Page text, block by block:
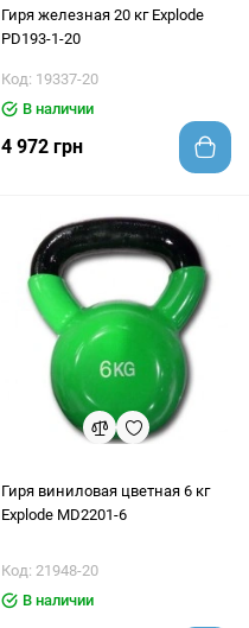
Гиря железная 20 кг Explode
PD193-1-20
Код: 19337-20
В наличии
4 972 грн
Гиря виниловая цветная 6 кг
Explode MD2201-6
Код: 21948-20
В наличии